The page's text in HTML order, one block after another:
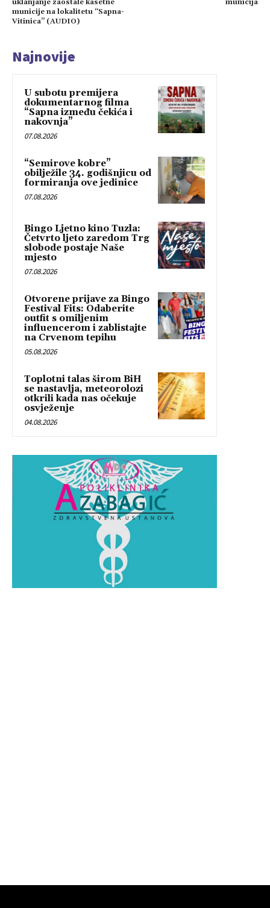
uklanjanje zaostale kasetne
municije na lokalitetu “Sapna-
Vitinica” (AUDIO)
municija
Najnovije
U subotu premijera
dokumentarnog filma
“Sapna između čekića i
nakovnja”
07.08.2026
“Semirove kobre”
obilježile 34. godišnjicu od
formiranja ove jedinice
07.08.2026
Bingo Ljetno kino Tuzla:
Četvrto ljeto zaredom Trg
slobode postaje Naše
mjesto
07.08.2026
Otvorene prijave za Bingo
Festival Fits: Odaberite
outfit s omiljenim
influencerom i zablistajte
na Crvenom tepihu
05.08.2026
Toplotni talas širom BiH
se nastavlja, meteorolozi
otkrili kada nas očekuje
osvježenje
04.08.2026